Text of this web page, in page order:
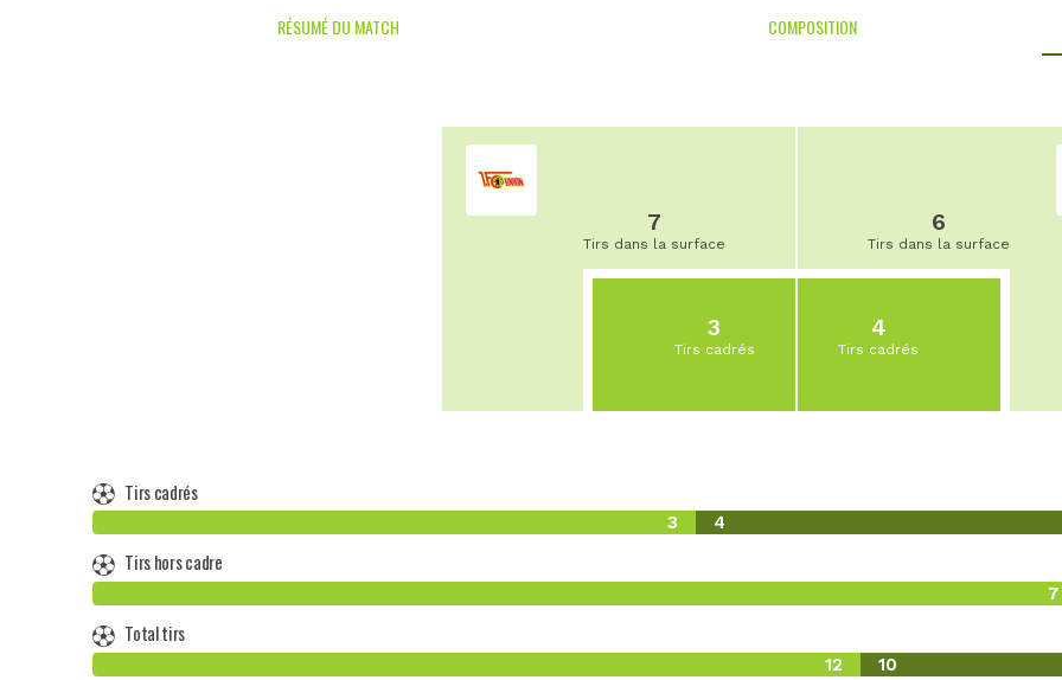
RÉSUMÉ DU MATCH COMPOSITION
7
Tirs dans la surface
3
Tirs cadrés
6
Tirs dans la surface
4
Tirs cadrés
Tirs cadrés
3 4
Tirs hors cadre
7
Total tirs
12 10